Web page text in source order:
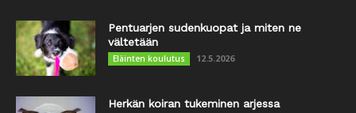
Pentuarjen sudenkuopat ja miten ne
vältetään
Eläinten koulutus 12.5.2026
Herkän koiran tukeminen arjessa